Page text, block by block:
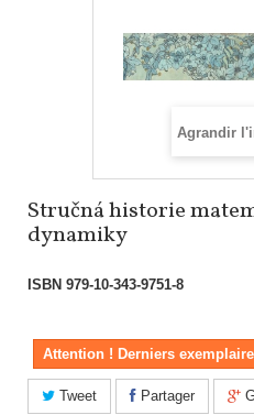
Agrandir
Stručná historie
dynamiky
ISBN 979-10-343-9751-8
Attention ! Derniers
Tweet Partager